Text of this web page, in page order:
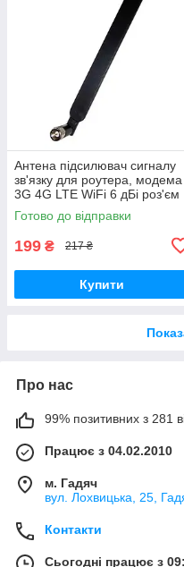
Антена підсилювач сигналу
зв'язку для роутера, модема
3G 4G LTE WiFi 6 дБі роз'єм
SMA Male 700-2700 МГц
чорна
Готово до відправки
199 ₴ 217 ₴
Купити
Про нас
99% позитивних з 281
Працює з 04.02.2010
м. Гадяч
вул. Лохвицька, 25,
Контакти
Сьогодні працює з